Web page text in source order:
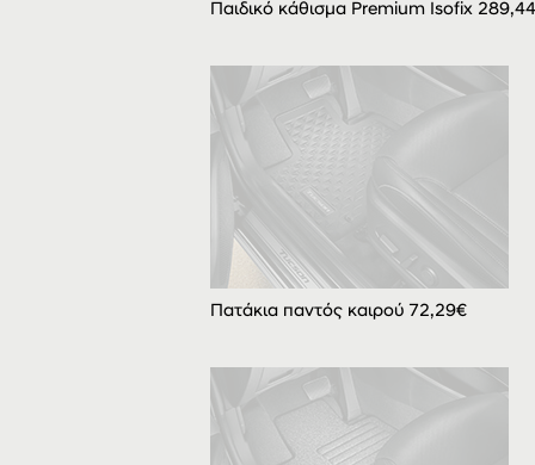
Παιδικό κάθισμα Premium Isofix
Πατάκια παντός καιρού 72,29€